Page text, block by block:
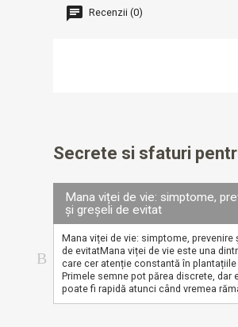
Recenzii (0)
Secrete si sfaturi
Mana viței de vie: simptome,
și greșeli de evitat
Mana viței de vie: simptome, prevenire
de evitatMana viței de vie este una
care cer atenție constantă în plantațiile
Primele semne pot părea discrete, dar
poate fi rapidă atunci când vremea